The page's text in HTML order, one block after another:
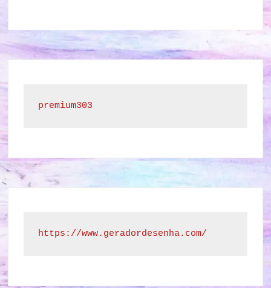
premium303
https://www.geradordesenha.com/